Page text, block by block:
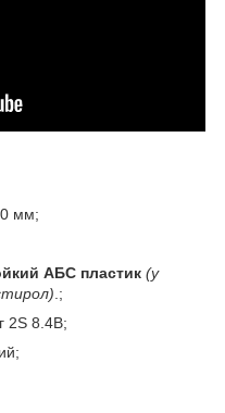
мм;
АБС пластик (у
.;
2S 8.4В;